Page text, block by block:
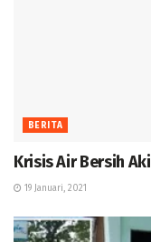
BERITA
Krisis Air Bersih
19 Januari, 2021